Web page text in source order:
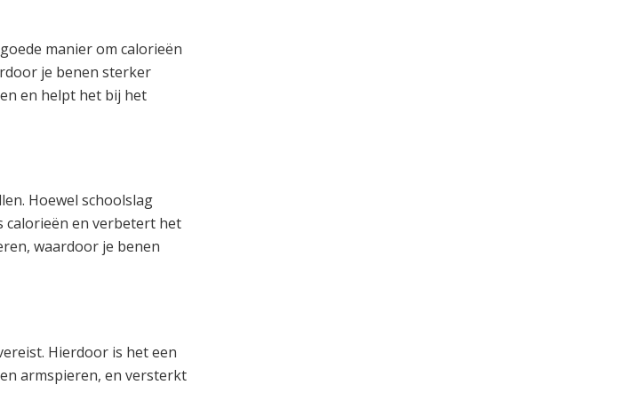
manier om calorieën
je benen sterker
en helpt het bij het
Hoewel schoolslag
calorieën en verbetert het
waardoor je benen
Hierdoor is het een
armspieren, en versterkt